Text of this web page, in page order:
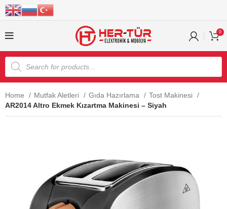
0
Home Mutfak Aletleri Gıda Hazırlama
Tost Makinesi
AR2014 Altro Ekmek Kızartma Makinesi – Siyah